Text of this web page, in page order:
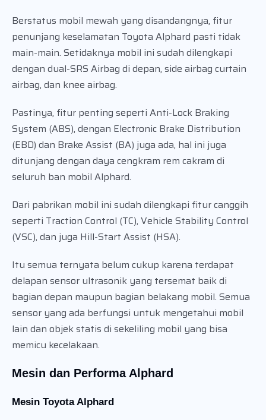
Berstatus mobil mewah yang disandangnya, fitur
penunjang keselamatan Toyota Alphard pasti tidak
main-main. Setidaknya mobil ini sudah dilengkapi
dengan dual-SRS Airbag di depan, side airbag curtain
airbag, dan knee airbag.
Pastinya, fitur penting seperti Anti-Lock Braking
System (ABS), dengan Electronic Brake Distribution
(EBD) dan Brake Assist (BA) juga ada, hal ini juga
ditunjang dengan daya cengkram rem cakram di
seluruh ban mobil Alphard.
Dari pabrikan mobil ini sudah dilengkapi fitur canggih
seperti Traction Control (TC), Vehicle Stability Control
(VSC), dan juga Hill-Start Assist (HSA).
Itu semua ternyata belum cukup karena terdapat
delapan sensor ultrasonik yang tersemat baik di
bagian depan maupun bagian belakang mobil. Semua
sensor yang ada berfungsi untuk mengetahui mobil
lain dan objek statis di sekeliling mobil yang bisa
memicu kecelakaan.
Mesin dan Performa Alphard
Mesin Toyota Alphard